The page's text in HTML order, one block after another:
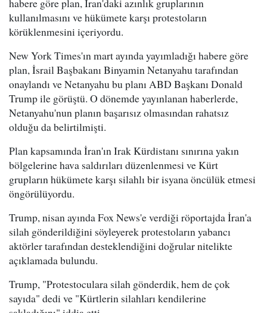
habere göre plan, İran'daki azınlık gruplarının
kullanılmasını ve hükümete karşı protestoların
körüklenmesini içeriyordu.
New York Times'ın mart ayında yayımladığı habere göre
plan, İsrail Başbakanı Binyamin Netanyahu tarafından
onaylandı ve Netanyahu bu planı ABD Başkanı Donald
Trump ile görüştü. O dönemde yayınlanan haberlerde,
Netanyahu'nun planın başarısız olmasından rahatsız
olduğu da belirtilmişti.
Plan kapsamında İran'ın Irak Kürdistanı sınırına yakın
bölgelerine hava saldırıları düzenlenmesi ve Kürt
grupların hükümete karşı silahlı bir isyana öncülük etmesi
öngörülüyordu.
Trump, nisan ayında Fox News'e verdiği röportajda İran'a
silah gönderildiğini söyleyerek protestoların yabancı
aktörler tarafından desteklendiğini doğrular nitelikte
açıklamada bulundu.
Trump, "Protestoculara silah gönderdik, hem de çok
sayıda" dedi ve "Kürtlerin silahları kendilerine